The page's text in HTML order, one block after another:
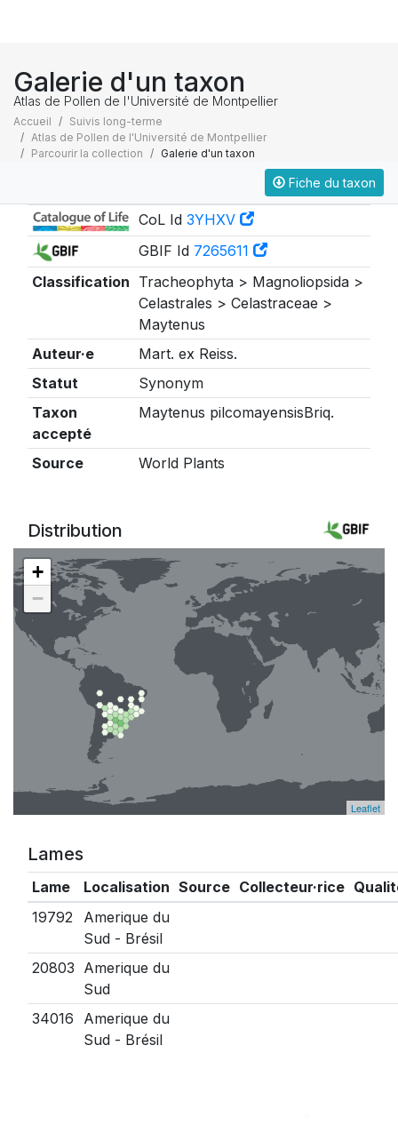
Galerie d'un taxon
Atlas de Pollen de l'Université de Montpellier
Accueil
Suivis long-terme
Atlas de Pollen de l'Université de Montpellier
Parcourir la collection
Galerie d'un taxon
Fiche du taxon
CoL Id 3YHXV
GBIF Id 7265611
Classification Tracheophyta > Magnoliopsida >
Celastrales > Celastraceae >
Maytenus
Auteur·e
Mart. ex Reiss.
Statut
Synonym
Taxon
accepté
Maytenus pilcomayensisBriq.
Source World Plants
Distribution
+
−
Leaflet
Lames
Lame Localisation Source Collecteur·rice
19792
Amerique du
Sud - Brésil
20803 Amerique du
Sud
34016
Amerique du
Sud - Brésil